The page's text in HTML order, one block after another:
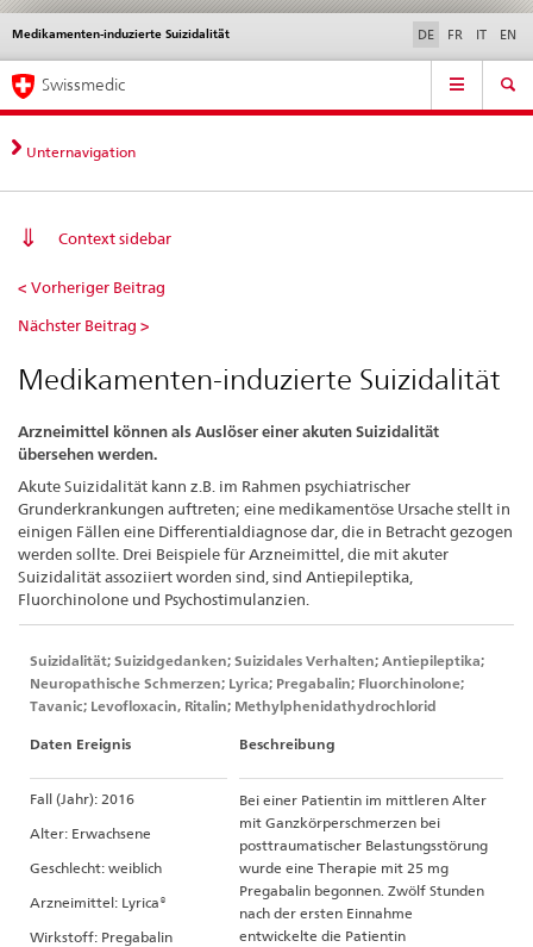
Direktnavigation
News,
Rechtsgrundlagen,
Kontakt
News & Updates Kontakt | Support & Hilfe
Medikamenten-induzierte Suizidalität
Sprachwahl DE FR IT EN
Service
Hauptnavigation
Swissmedic
Unternavigation
Context sidebar
Medikamenten-
induzierte
Suizidalität
< Vorheriger Beitrag
Nächster Beitrag >
Medikamenten-induzierte Suizidalität
Arzneimittel können als Auslöser einer akuten Suizidalität
übersehen werden.
Akute Suizidalität kann z.B. im Rahmen psychiatrischer
Grunderkrankungen auftreten; eine medikamentöse Ursache stellt in
einigen Fällen eine Differentialdiagnose dar, die in Betracht gezogen
werden sollte. Drei Beispiele für Arzneimittel, die mit akuter
Suizidalität assoziiert worden sind, sind Antiepileptika,
Fluorchinolone und Psychostimulanzien.
Suizidalität; Suizidgedanken; Suizidales Verhalten; Antiepileptika;
Neuropathische Schmerzen; Lyrica; Pregabalin; Fluorchinolone;
Tavanic; Levofloxacin, Ritalin; Methylphenidathydrochlorid
Daten Ereignis Beschreibung
Fall (Jahr): 2016
Alter: Erwachsene
Geschlecht: weiblich
Arzneimittel: Lyrica®
Wirkstoff: Pregabalin
Bei einer Patientin im mittleren Alter
mit Ganzkörperschmerzen bei
posttraumatischer Belastungsstörung
wurde eine Therapie mit 25 mg
Pregabalin begonnen. Zwölf Stunden
nach der ersten Einnahme
entwickelte die Patientin